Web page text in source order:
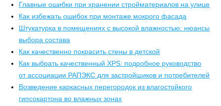
Главные ошибки при хранении стройматериалов на улице
Как избежать ошибок при монтаже мокрого фасада
Штукатурка в помещениях с высокой влажностью: нюансы
выбора состава
Как качественно покрасить стены в детской
Как выбрать качественный XPS: подробное руководство
от ассоциации РАПЭКС для застройщиков и потребителей
Возведение каркасных перегородок из влагостойкого
гипсокартона во влажных зонах